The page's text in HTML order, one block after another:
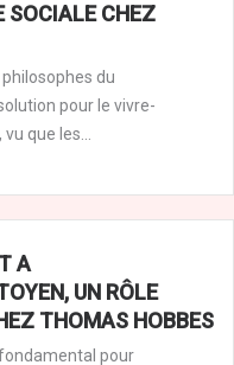
SOCIALE CHEZ
du
pour le vivre-
que les...
A
UN RÔLE
THOMAS HOBBES
pour